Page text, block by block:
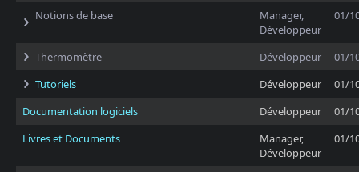
Notions de base
Manager,
Développeur
01/
Thermomètre Développeur
01/
Tutoriels
Développeur
01/
Documentation logiciels
Développeur
01/
Livres et Documents
Manager,
Développeur
01/